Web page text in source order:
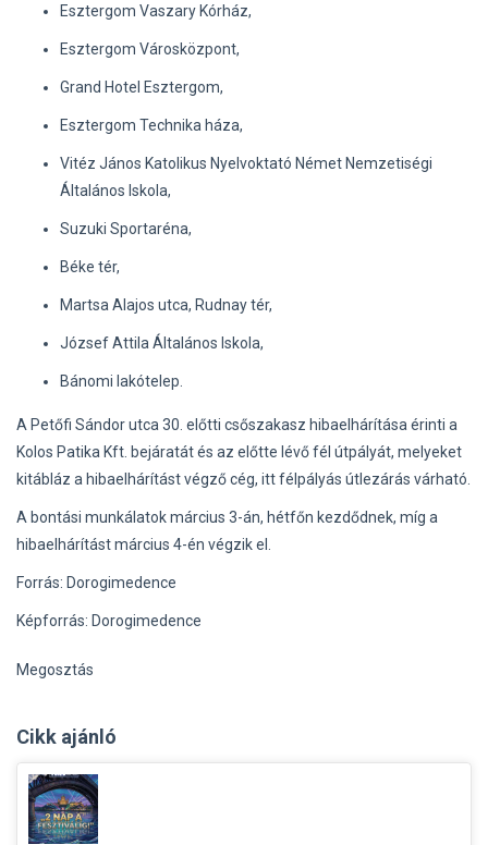
Esztergom Vaszary Kórház,
Esztergom Városközpont,
Grand Hotel Esztergom,
Esztergom Technika háza,
Vitéz János Katolikus Nyelvoktató Német Nemzetiségi
Általános Iskola,
Suzuki Sportaréna,
Béke tér,
Martsa Alajos utca, Rudnay tér,
József Attila Általános Iskola,
Bánomi lakótelep.
A Petőfi Sándor utca 30. előtti csőszakasz hibaelhárítása érinti a
Kolos Patika Kft. bejáratát és az előtte lévő fél útpályát, melyeket
kitábláz a hibaelhárítást végző cég, itt félpályás útlezárás várható.
A bontási munkálatok március 3-án, hétfőn kezdődnek, míg a
hibaelhárítást március 4-én végzik el.
Forrás: Dorogimedence
Képforrás: Dorogimedence
Megosztás
Cikk ajánló